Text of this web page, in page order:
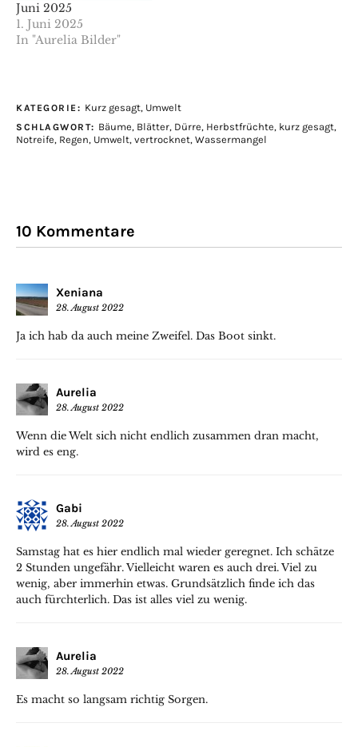
Juni 2025
1. Juni 2025
In "Aurelia Bilder"
KATEGORIE: Kurz gesagt, Umwelt
SCHLAGWORT: Bäume, Blätter, Dürre, Herbstfrüchte, kurz gesagt,
Notreife, Regen, Umwelt, vertrocknet, Wassermangel
10 Kommentare
Xeniana
28. August 2022
Ja ich hab da auch meine Zweifel. Das Boot sinkt.
Aurelia
28. August 2022
Wenn die Welt sich nicht endlich zusammen dran macht,
wird es eng.
Gabi
28. August 2022
Samstag hat es hier endlich mal wieder geregnet. Ich schätze
2 Stunden ungefähr. Vielleicht waren es auch drei. Viel zu
wenig, aber immerhin etwas. Grundsätzlich finde ich das
auch fürchterlich. Das ist alles viel zu wenig.
Aurelia
28. August 2022
Es macht so langsam richtig Sorgen.